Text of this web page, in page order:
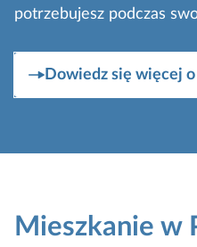
potrzebujesz podczas
Dowiedz się więcej
Mieszkanie w